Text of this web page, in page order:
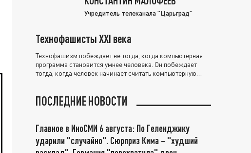
Учредитель телеканала "Царьград"
Технофашисты XXI века
Технофашизм побеждает не тогда, когда компьютерная
программа становится умнее человека. Он побеждает
тогда, когда человек начинает считать компьютерную
ПОСЛЕДНИЕ НОВОСТИ
Главное в ИноСМИ 6 августа: По Геленджику
ударили "случайно". Сюрприз Кима – "худший